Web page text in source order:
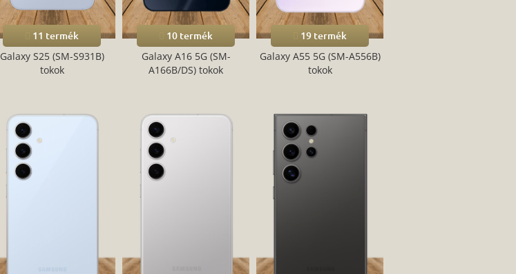
11 termék
Galaxy S25 (SM-S931B)
tokok
10 termék
Galaxy A16 5G (SM-
A166B/DS) tokok
19 termék
Galaxy A55 5G (SM-A556B)
tokok